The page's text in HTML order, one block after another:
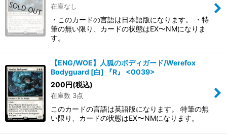
在庫なし
・このカードの言語は日本語版になります。 ・特
筆の無い限り、カードの状態はEX〜NMになりま
す。
【ENG/WOE】人狐のボディガード/Werefox
Bodyguard [白] 『R』 <0039>
200円(税込)
在庫数 3点
このカードの言語は英語版になります。 特筆の無
い限り、カードの状態はEX〜NMになります。